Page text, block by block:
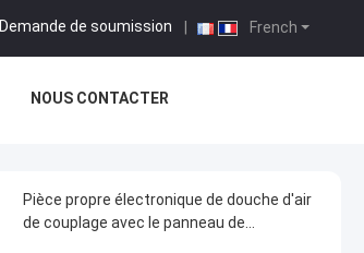
French
Demande de soumission
NOUS CONTACTER
Pièce propre électronique de douche d'air
de couplage avec le panneau de